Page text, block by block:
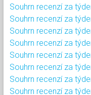
Souhrn recenzí za
Souhrn recenzí za
Souhrn recenzí za
Souhrn recenzí za
Souhrn recenzí za
Souhrn recenzí za
Souhrn recenzí za
Souhrn recenzí za